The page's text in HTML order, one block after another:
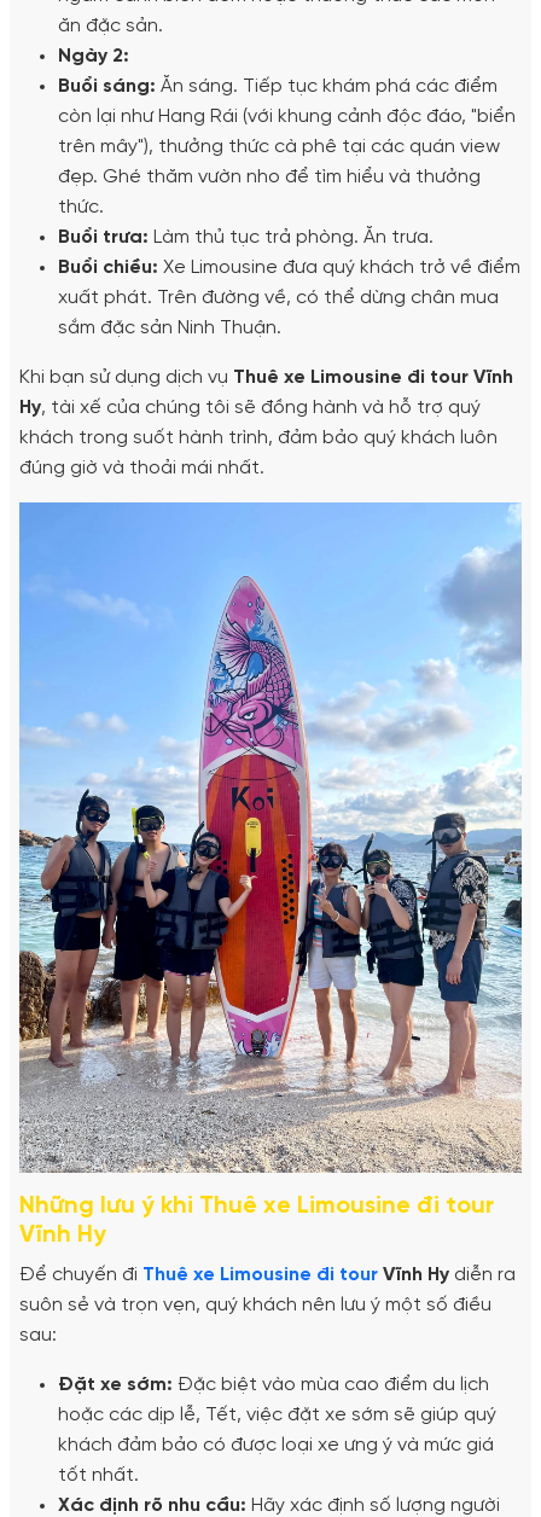
ăn đặc sản.
Ngày 2:
Buổi sáng: Ăn sáng. Tiếp tục khám phá các điểm
còn lại như Hang Rái (với khung cảnh độc đáo, "biển
trên mây"), thưởng thức cà phê tại các quán view
đẹp. Ghé thăm vườn nho để tìm hiểu và thưởng
thức.
Buổi trưa: Làm thủ tục trả phòng. Ăn trưa.
Buổi chiều: Xe Limousine đưa quý khách trở về điểm
xuất phát. Trên đường về, có thể dừng chân mua
sắm đặc sản Ninh Thuận.
Khi bạn sử dụng dịch vụ Thuê xe Limousine đi tour Vĩnh
Hy, tài xế của chúng tôi sẽ đồng hành và hỗ trợ quý
khách trong suốt hành trình, đảm bảo quý khách luôn
đúng giờ và thoải mái nhất.
Những lưu ý khi Thuê xe Limousine đi tour
Vĩnh Hy
Để chuyến đi Thuê xe Limousine đi tour Vĩnh Hy diễn ra
suôn sẻ và trọn vẹn, quý khách nên lưu ý một số điều
sau:
Đặt xe sớm: Đặc biệt vào mùa cao điểm du lịch
hoặc các dịp lễ, Tết, việc đặt xe sớm sẽ giúp quý
khách đảm bảo có được loại xe ưng ý và mức giá
tốt nhất.
Xác định rõ nhu cầu: Hãy xác định số lượng người